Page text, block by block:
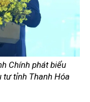
Chính phát biểu
tỉnh Thanh Hóa